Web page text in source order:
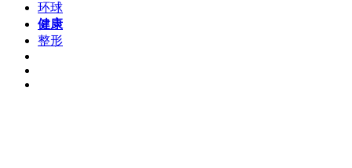
环球
健康
整形